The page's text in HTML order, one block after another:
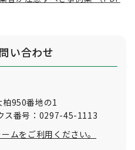
い合わせ
950番地の1
ス番号：0297-45-1113
ムをご利用ください。